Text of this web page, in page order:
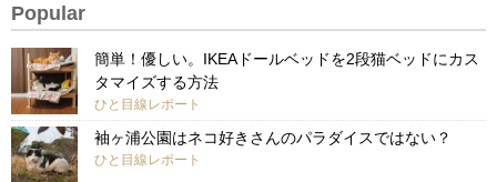
Popular
簡単！優しい。IKEAドールベッドを2段猫ベッドにカス
タマイズする方法
ひと目線レポート
袖ヶ浦公園はネコ好きさんのパラダイスではない？
ひと目線レポート